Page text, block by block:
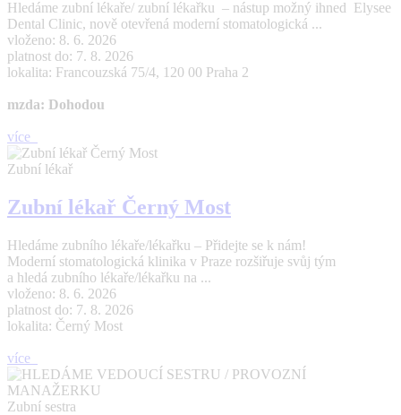
Hledáme zubní lékaře/ zubní lékařku – nástup možný ihned Elysee
Dental Clinic, nově otevřená moderní stomatologická ...
vloženo: 8. 6. 2026
platnost do: 7. 8. 2026
lokalita: Francouzská 75/4, 120 00 Praha 2
mzda: Dohodou
více
Zubní lékař
Zubní lékař Černý Most
Hledáme zubního lékaře/lékařku – Přidejte se k nám!
Moderní stomatologická klinika v Praze rozšiřuje svůj tým
a hledá zubního lékaře/lékařku na ...
vloženo: 8. 6. 2026
platnost do: 7. 8. 2026
lokalita: Černý Most
více
Zubní sestra